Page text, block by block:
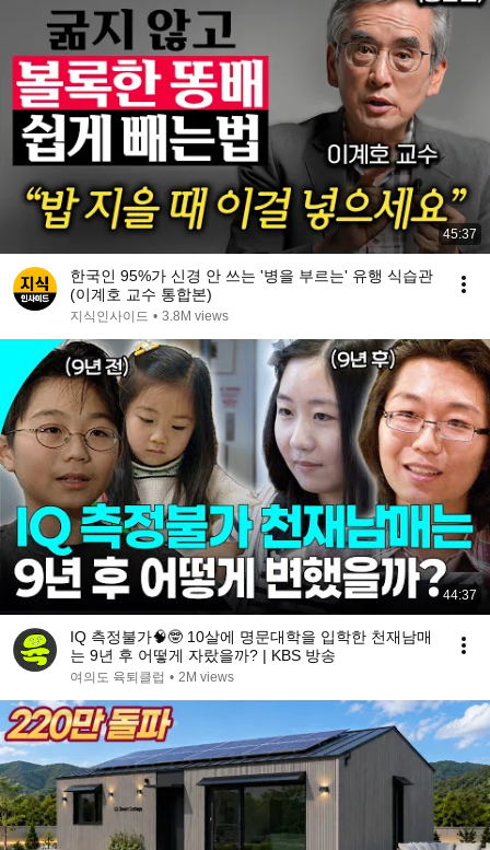
45:37
한국인 95%가 신경 안 쓰는 '병을 부르는' 유행 식습관
(이계호 교수 통합본)
지식인사이드 • 3.8M views
44:37
IQ 측정불가🧠🤓 10살에 명문대학을 입학한 천재남매
는 9년 후 어떻게 자랐을까? | KBS 방송
여의도 육퇴클럽 • 2M views